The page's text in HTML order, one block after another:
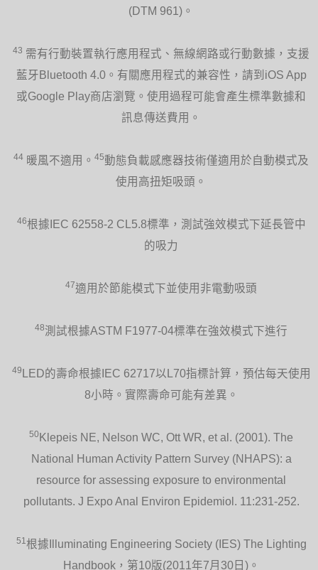
(DTM 961)。
43 需有行動裝置執行應用程式、無線網路或行動數據，支援
藍牙Bluetooth 4.0。有關應用程式的兼容性，請到iOS App
或Google Play商店瀏覽。使用過程可能會產生標準數據和
訊息傳送費用。
44 暖風不適用。 45動態負載感應器技術僅適用於自動模式及
使用高扭矩吸頭。
46根據IEC 62558-2 CL5.8標準，測試強效模式下延長管中
的吸力
47適用於節能模式下並使用非電動吸頭
48測試根據ASTM F1977-04標準在強效模式下進行
49
LED的壽命根據IEC 62717以L70指標計算，預估每天使用
8小時。實際壽命可能有差異。
50 Klepeis NE, Nelson WC, Ott WR, et al. (2001). The
National Human Activity Pattern Survey (NHAPS): a
resource for assessing exposure to environmental
pollutants. J Expo Anal Environ Epidemiol. 11:231-252.
51 根據Illuminating Engineering Society (IES) The Lighting
Handbook，第10版(2011年7月30日)。